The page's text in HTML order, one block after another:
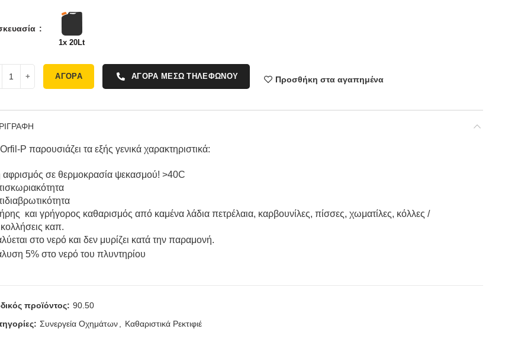
1x 20Lt
ΑΓΟΡΑ ΑΓΟΡΑ ΜΕΣΩ ΤΗΛΕΦΩΝΟΥ Προσθήκη στα αγαπημένα
P παρουσιάζει τα εξής γενικά χαρακτηριστικά:
σε θερμοκρασία ψεκασμού! >40C
και γρήγορος καθαρισμός από καμένα λάδια πετρέλαια, καρβουνίλες, πίσσες, χωματίλες, κόλλες /
καπ.
στο νερό και δεν μυρίζει κατά την παραμονή.
5% στο νερό του πλυντηρίου
προϊόντος: 90.50
Συνεργεία Οχημάτων Καθαριστικά Ρεκτιφιέ